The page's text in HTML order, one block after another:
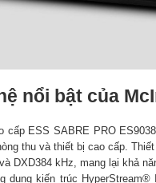
nổi bật của
cấp ESS SABRE PRO
thu và thiết bị cao cấp.
DXD384 kHz, mang lại khả
kiến trúc HyperStream®